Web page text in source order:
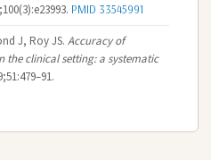
PMID 33545991
J, Roy JS. Accuracy of
the clinical setting: a systematic